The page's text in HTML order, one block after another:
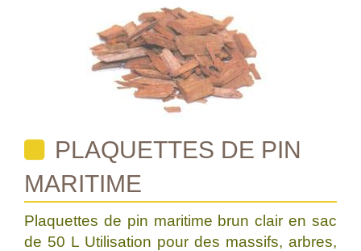
PLAQUETTES DE PIN
MARITIME
Plaquettes de pin maritime brun clair en sac
de 50 L Utilisation pour des massifs, arbres,